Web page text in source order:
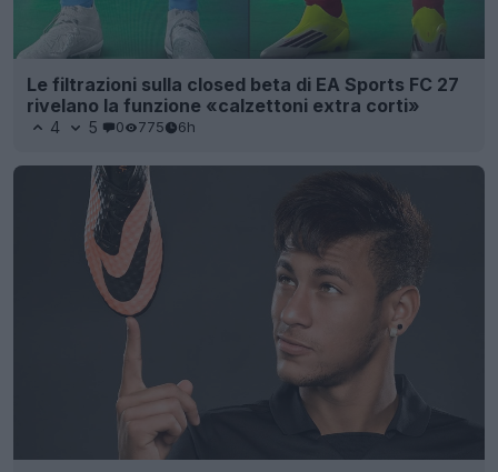
Le filtrazioni sulla closed beta di EA Sports FC 27
rivelano la funzione «calzettoni extra corti»
4 5 0 775 6h